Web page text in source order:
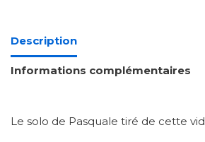
Description
Informations complémentaires
Le solo de Pasquale tiré de cette